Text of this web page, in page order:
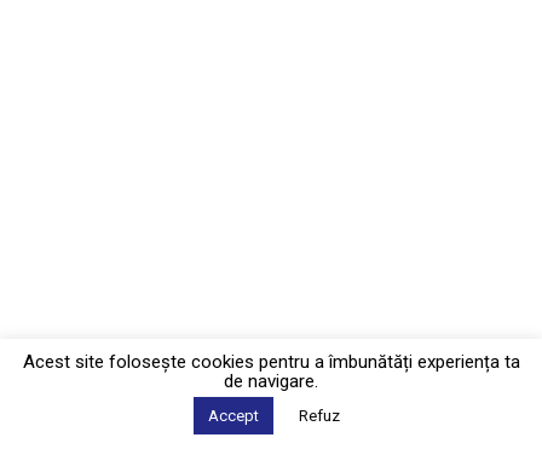
Acest site foloseşte cookies pentru a îmbunătăți experiența ta
de navigare.
Accept Refuz